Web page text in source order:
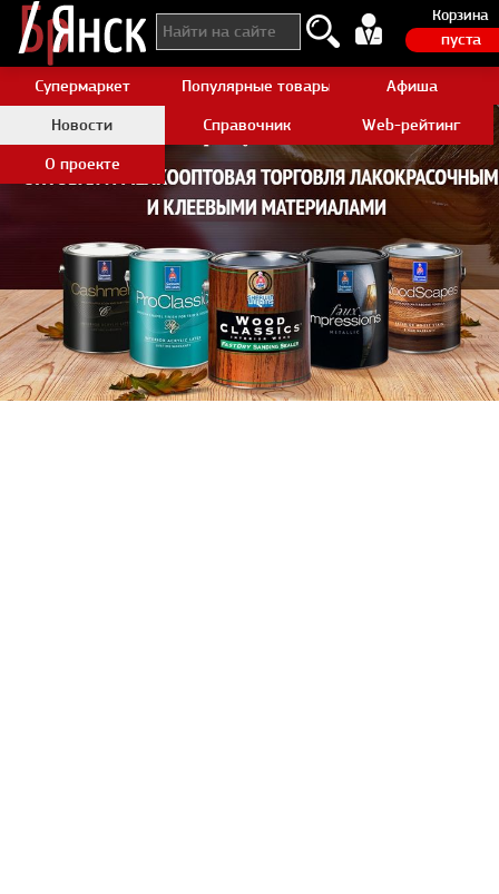
Корзина
пуста
Супермаркет Популярные товары AliexpressАфиша
Новости
Справочник
Web-рейтинг
О проекте